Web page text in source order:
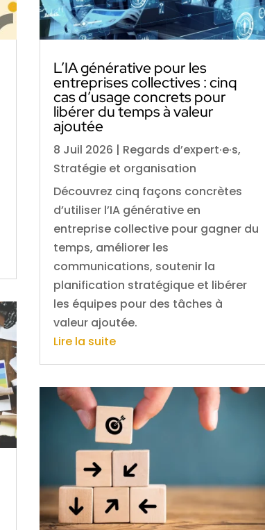
L’IA générative pour les
entreprises collectives : cinq
cas d’usage concrets pour
libérer du temps à valeur
ajoutée
8 Juil 2026 | Regards d’expert·e·s,
Stratégie et organisation
Découvrez cinq façons concrètes
d’utiliser l’IA générative en
entreprise collective pour gagner du
temps, améliorer les
communications, soutenir la
planification stratégique et libérer
les équipes pour des tâches à
valeur ajoutée.
Lire la suite